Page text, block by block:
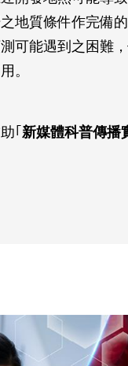
地質條件作完備
可能遇到之困難
。
｢ 新媒體科普傳播